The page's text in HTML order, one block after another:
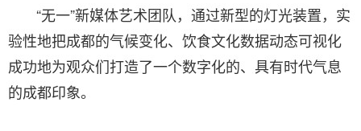
“无一”新媒体艺术团队，通过新型的灯光装置，实
验性地把成都的气候变化、饮食文化数据动态可视化
成功地为观众们打造了一个数字化的、具有时代气息
的成都印象。